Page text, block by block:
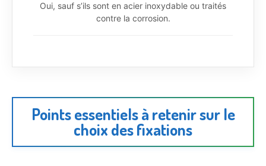
Oui, sauf s’ils sont en acier inoxydable ou traités
contre la corrosion.
Points essentiels à retenir sur le
choix des fixations